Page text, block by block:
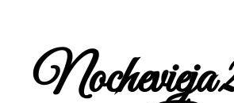
Nochevieja